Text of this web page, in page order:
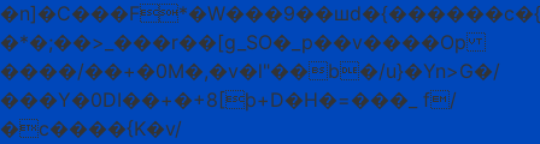
�*�;��>_���r��[g_SO�_p��v����Op
����/��+�0M�,�v�l"��b�/u}�Yn>G�/
���Y�0DI��+�+8[ϸ+D�H�=���_ f/
�c����{K�v/